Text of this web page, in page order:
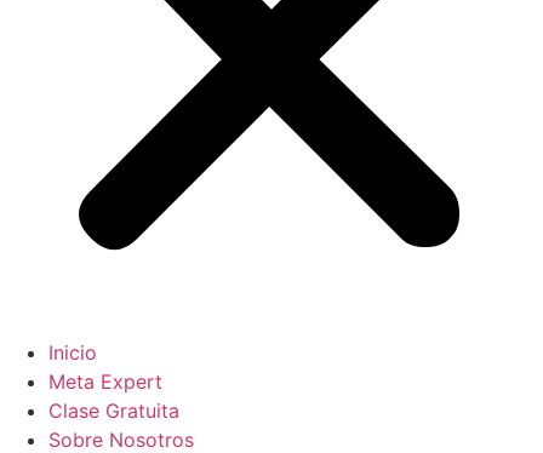
Inicio
Meta Expert
Clase Gratuita
Sobre Nosotros